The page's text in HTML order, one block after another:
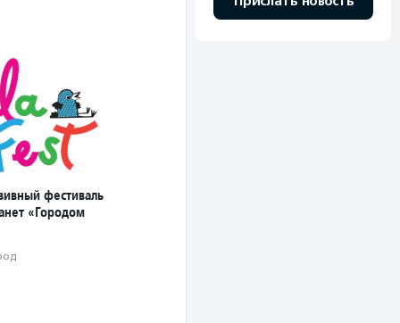
фестиваль
«Городом